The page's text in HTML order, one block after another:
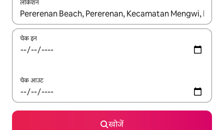
लोकेशन
नतीजों के उपलब्ध होने पर, अप और डाउन 'ऐरो की' का इस्तेमाल करके नेविगेट
चेक इन
चेक आउट
खोजें